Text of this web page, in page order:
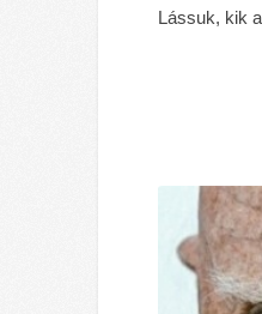
Lássuk, kik